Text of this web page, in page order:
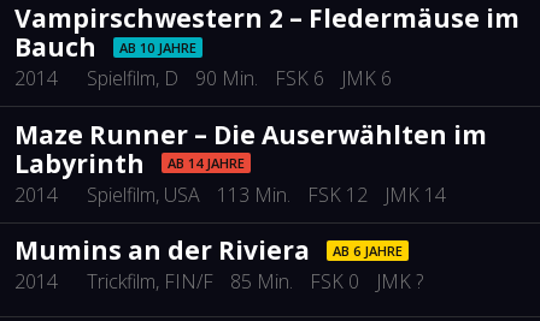
Vampirschwestern 2 – Fledermäuse im
Bauch
AB 10 JAHRE
2014 Spielfilm, D 90 Min. FSK 6 JMK 6
Maze Runner – Die Auserwählten im
Labyrinth
AB 14 JAHRE
2014 Spielfilm, USA 113 Min. FSK 12 JMK 14
Mumins an der Riviera AB 6 JAHRE
2014 Trickfilm, FIN/F 85 Min. FSK 0 JMK ?